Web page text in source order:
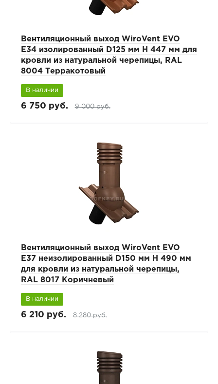
Вентиляционный выход WiroVent EVO
E34 изолированный D125 мм Н 447 мм для
кровли из натуральной черепицы, RAL
8004 Терракотовый
В наличии
6 750 руб. 9 000 руб.
Вентиляционный выход WiroVent EVO
E37 неизолированный D150 мм Н 490 мм
для кровли из натуральной черепицы,
RAL 8017 Коричневый
В наличии
6 210 руб. 8 280 руб.